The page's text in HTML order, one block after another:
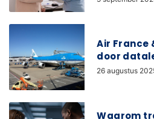
Air France
door
26 augustus
Waarom